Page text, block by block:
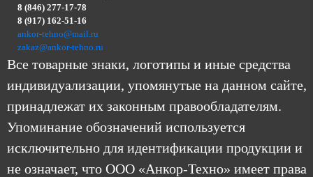
8 (846) 277-17-78
8 (917) 162-51-16
ankor-tehno@mail.ru
zakaz@ankor-tehno.ru
Все товарные знаки, логотипы и иные средства
индивидуализации, упомянутые на данном сайте,
принадлежат их законным правообладателям.
Упоминание обозначений используется
исключительно для идентификации продукции и
не означает, что ООО «Анкор-Техно» имеет права